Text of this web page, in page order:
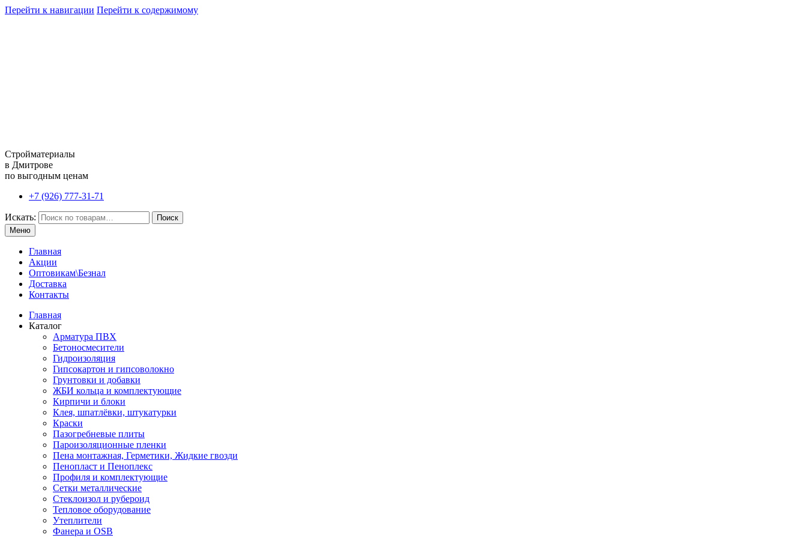
Перейти к навигации Перейти к содержимому
Стройматериалы
в Дмитрове
по выгодным ценам
+7 (926) 777-31-71
Искать:
Поиск
Меню
Главная
Акции
Оптовикам\Безнал
Доставка
Контакты
Главная
Каталог
Арматура ПВХ
Бетоносмесители
Гидроизоляция
Гипсокартон и гипсоволокно
Грунтовки и добавки
ЖБИ кольца и комплектующие
Кирпичи и блоки
Клея, шпатлёвки, штукатурки
Краски
Пазогребневые плиты
Пароизоляционные пленки
Пена монтажная, Герметики, Жидкие гвозди
Пенопласт и Пеноплекс
Профиля и комплектующие
Сетки металлические
Стеклоизол и рубероид
Тепловое оборудование
Утеплители
Фанера и OSB